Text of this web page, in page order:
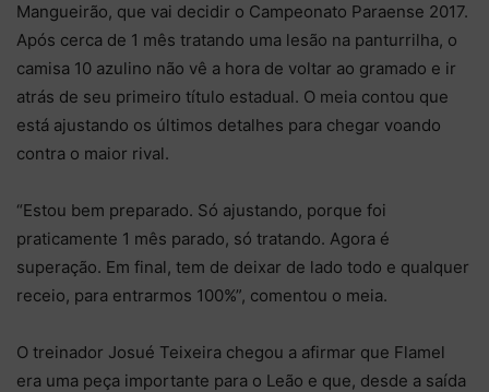
Mangueirão, que vai decidir o Campeonato Paraense 2017.
Após cerca de 1 mês tratando uma lesão na panturrilha, o
camisa 10 azulino não vê a hora de voltar ao gramado e ir
atrás de seu primeiro título estadual. O meia contou que
está ajustando os últimos detalhes para chegar voando
contra o maior rival.
“Estou bem preparado. Só ajustando, porque foi
praticamente 1 mês parado, só tratando. Agora é
superação. Em final, tem de deixar de lado todo e qualquer
receio, para entrarmos 100%”, comentou o meia.
O treinador Josué Teixeira chegou a afirmar que Flamel
era uma peça importante para o Leão e que, desde a saída